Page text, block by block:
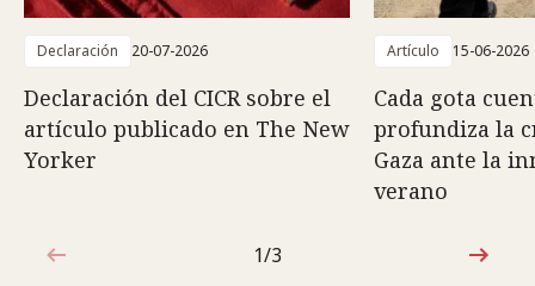
Declaración 20-07-2026
Declaración del CICR sobre el
artículo publicado en The New
Yorker
Artículo 15-06-2026
Cada gota
profundiza la
Gaza ante la
verano
1de3
1/3